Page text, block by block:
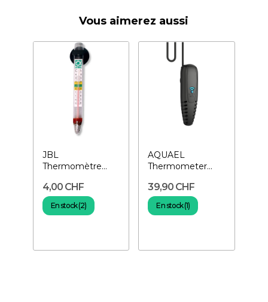
Vous aimerez aussi
JBL
Thermomètre
4,00 CHF
En stock (2)
AQUAEL
Thermometer
Thermomètre
connecté
39,90 CHF
En stock (1)